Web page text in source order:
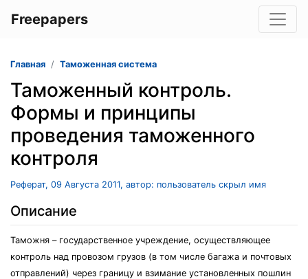
Freepapers
Главная Таможенная система
Таможенный контроль.
Формы и принципы
проведения таможенного
контроля
Реферат, 09 Августа 2011, автор: пользователь скрыл имя
Описание
Таможня – государственное учреждение, осуществляющее
контроль над провозом грузов (в том числе багажа и почтовых
отправлений) через границу и взимание установленных пошлин